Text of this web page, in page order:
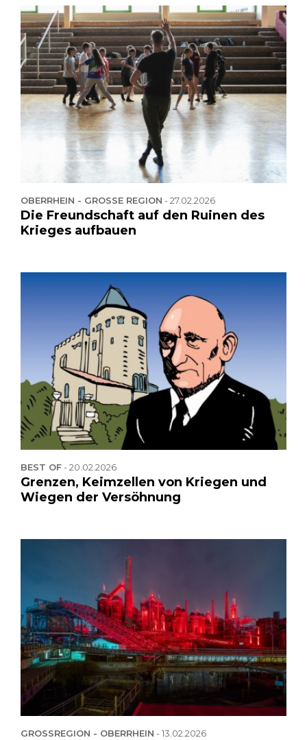
OBERRHEIN - GROSSE REGION -27.02.2026
Die Freundschaft auf den Ruinen des
Krieges aufbauen
BEST OF-20.02.2026
Grenzen, Keimzellen von Kriegen und
Wiegen der Versöhnung
GROSSREGION - OBERRHEIN -13.02.2026